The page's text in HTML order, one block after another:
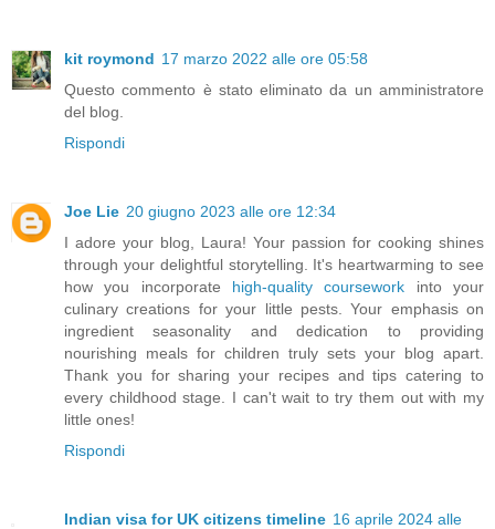
kit roymond 17 marzo 2022 alle ore 05:58
Questo commento è stato eliminato da un amministratore
del blog.
Rispondi
Joe Lie 20 giugno 2023 alle ore 12:34
I adore your blog, Laura! Your passion for cooking shines
through your delightful storytelling. It's heartwarming to see
how you incorporate high-quality coursework into your
culinary creations for your little pests. Your emphasis on
ingredient seasonality and dedication to providing
nourishing meals for children truly sets your blog apart.
Thank you for sharing your recipes and tips catering to
every childhood stage. I can't wait to try them out with my
little ones!
Rispondi
Indian visa for UK citizens timeline 16 aprile 2024 alle